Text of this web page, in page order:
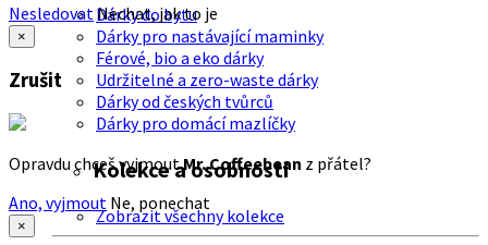
Dárky do bytu
Dárky pro nastávající maminky
Férové, bio a eko dárky
Udržitelné a zero-waste dárky
Dárky od českých tvůrců
Dárky pro domácí mazlíčky
Kolekce a osobnosti
Zobrazit všechny kolekce
Nesledovat Nechat, jak to je
×
Zrušit
Opravdu chceš vyjmoutMr. Coffeebean z přátel?
Ano, vyjmout Ne, ponechat
×